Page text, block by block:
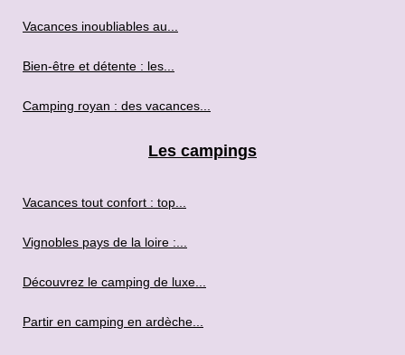
Vacances inoubliables au...
Bien-être et détente : les...
Camping royan : des vacances...
Les campings
Vacances tout confort : top...
Vignobles pays de la loire :...
Découvrez le camping de luxe...
Partir en camping en ardèche...